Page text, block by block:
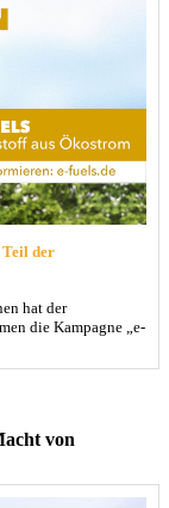
Teil der
hat der
die Kampagne „e-
von